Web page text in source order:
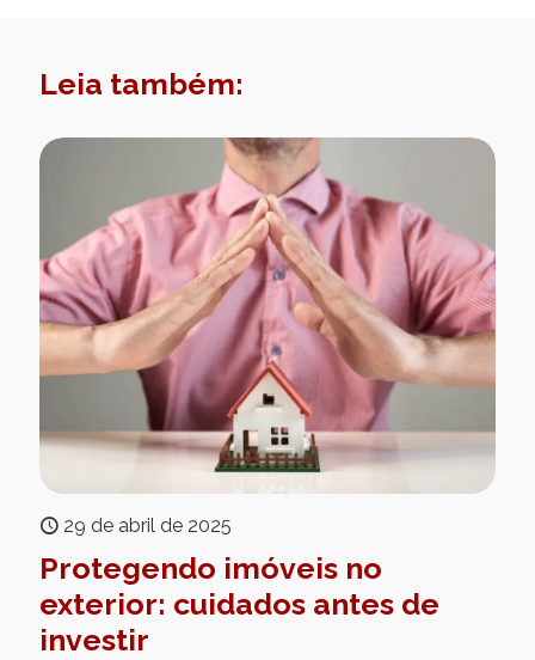
Leia também:
29 de abril de 2025
Protegendo imóveis no
exterior: cuidados antes de
investir